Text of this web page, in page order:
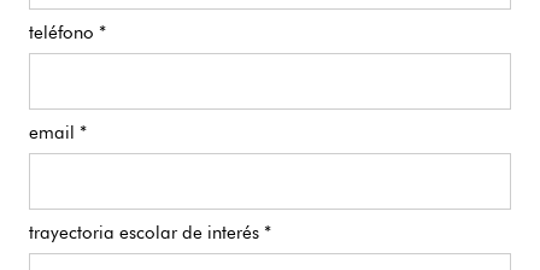
teléfono *
email *
trayectoria escolar de interés *